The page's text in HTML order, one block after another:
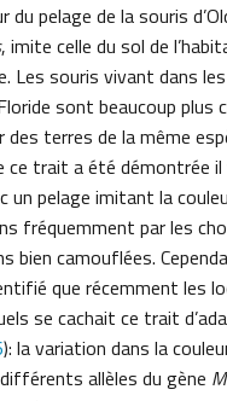
du pelage de la souris
, imite celle du sol de
Les souris vivant dans
sont beaucoup plus
des terres de la même
ce trait a été démontrée il
un pelage imitant la
fréquemment par les
bien camouflées.
que récemment les
se cachait ce trait
): la variation dans la
allèles du gène